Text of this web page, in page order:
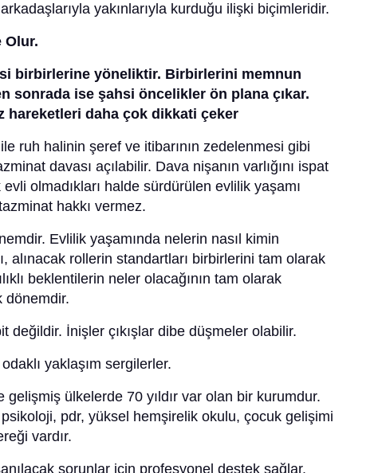
yakınlarıyla kurduğu ilişki biçimleridir.
Olur.
birbirlerine yöneliktir. Birbirlerini memnun
sonrada ise şahsi öncelikler ön plana çıkar.
hareketleri daha çok dikkati çeker
ruh halinin şeref ve itibarının zedelenmesi gibi
davası açılabilir. Dava nişanın varlığını ispat
olmadıkları halde sürdürülen evlilik yaşamı
hakkı vermez.
Evlilik yaşamında nelerin nasıl kimin
alınacak rollerin standartları birbirlerini tam olarak
beklentilerin neler olacağının tam olarak
dönemdir.
değildir. İnişler çıkışlar dibe düşmeler olabilir.
yaklaşım sergilerler.
gelişmiş ülkelerde 70 yıldır var olan bir kurumdur.
pdr, yüksel hemşirelik okulu, çocuk gelişimi
vardır.
sorunlar için profesyonel destek sağlar.